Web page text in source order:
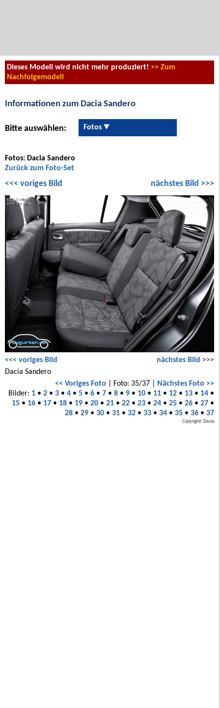
Dieses Modell wird nicht mehr produziert! >> Zum
Nachfolgemodell
Informationen zum Dacia Sandero
Bitte auswählen: Fotos
Fotos: Dacia Sandero
Zurück zum Foto-Set
<<< voriges Bild nächstes Bild >>>
<<< voriges Bild
nächstes Bild >>>
Dacia Sandero
<< Voriges Foto | Foto: 35/37 | Nächstes Foto >>
Bilder: 1• 2• 3• 4• 5• 6• 7• 8• 9• 10• 11• 12• 13• 14•
15• 16• 17• 18• 19• 20• 21• 22• 23• 24• 25• 26• 27•
28• 29• 30• 31• 32• 33• 34• 35• 36• 37
Copyright: Dacia